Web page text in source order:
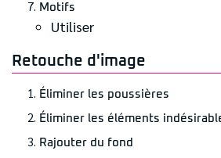
Motifs
Utiliser
Retouche d'image
Éliminer les poussières
Éliminer les éléments
Rajouter du fond